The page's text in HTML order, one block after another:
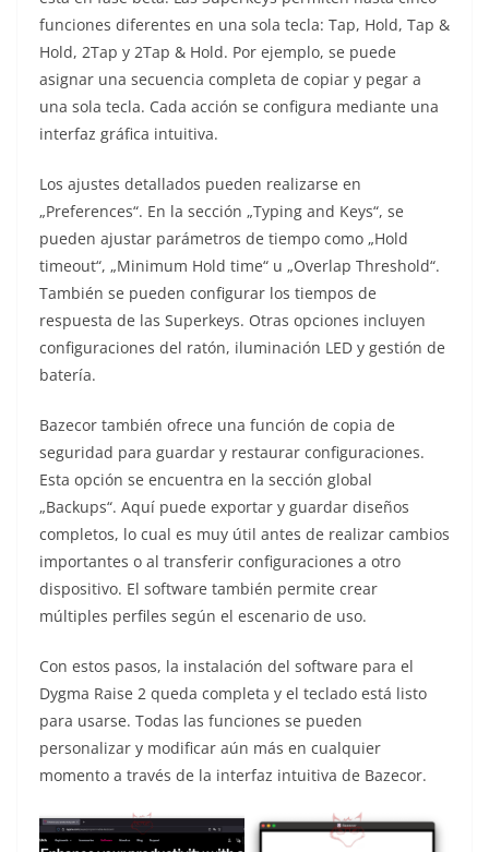
funciones diferentes en una sola tecla: Tap, Hold, Tap &
Hold, 2Tap y 2Tap & Hold. Por ejemplo, se puede
asignar una secuencia completa de copiar y pegar a
una sola tecla. Cada acción se configura mediante una
interfaz gráfica intuitiva.
Los ajustes detallados pueden realizarse en
„Preferences“. En la sección „Typing and Keys“, se
pueden ajustar parámetros de tiempo como „Hold
timeout“, „Minimum Hold time“ u „Overlap Threshold“.
También se pueden configurar los tiempos de
respuesta de las Superkeys. Otras opciones incluyen
configuraciones del ratón, iluminación LED y gestión de
batería.
Bazecor también ofrece una función de copia de
seguridad para guardar y restaurar configuraciones.
Esta opción se encuentra en la sección global
„Backups“. Aquí puede exportar y guardar diseños
completos, lo cual es muy útil antes de realizar cambios
importantes o al transferir configuraciones a otro
dispositivo. El software también permite crear
múltiples perfiles según el escenario de uso.
Con estos pasos, la instalación del software para el
Dygma Raise 2 queda completa y el teclado está listo
para usarse. Todas las funciones se pueden
personalizar y modificar aún más en cualquier
momento a través de la interfaz intuitiva de Bazecor.